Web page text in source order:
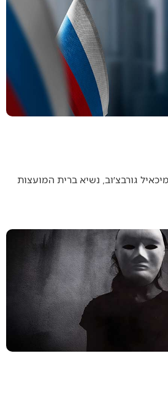
גורבצ׳וב, נשיא ברית המועצות